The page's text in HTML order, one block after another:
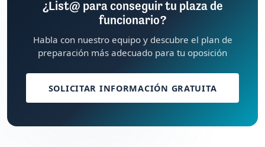
¿List@ para conseguir tu plaza de
funcionario?
Habla con nuestro equipo y descubre el plan de
preparación más adecuado para tu oposición
SOLICITAR INFORMACIÓN GRATUITA